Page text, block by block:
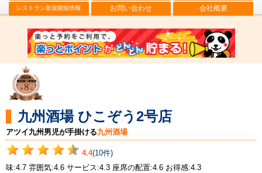
レストラン新規開拓情報 お問い合わせ 会社概要
九州酒場 ひこぞう2号店
アツイ九州男児が手掛ける九州酒場
4.4(10件)
味:4.7 雰囲気:4.6 サービス:4.3 座席の配置:4.6 お得感:4.3